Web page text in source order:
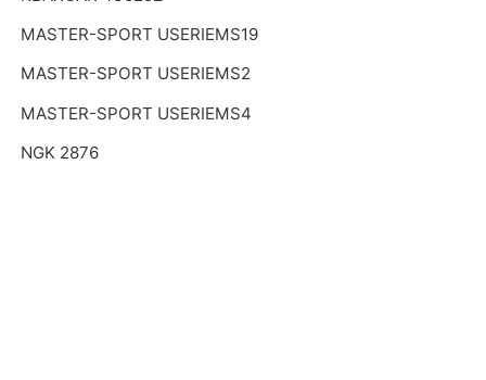
MASTER-SPORT USERIEMS19
MASTER-SPORT USERIEMS2
MASTER-SPORT USERIEMS4
NGK 2876